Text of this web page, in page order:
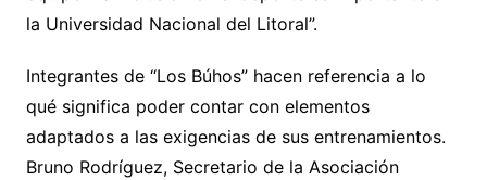
la Universidad Nacional del Litoral”.
Integrantes de “Los Búhos” hacen referencia a lo
qué significa poder contar con elementos
adaptados a las exigencias de sus entrenamientos.
Bruno Rodríguez, Secretario de la Asociación